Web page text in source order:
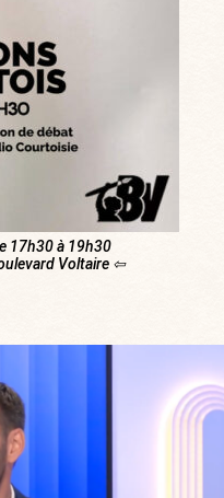
17h30 à 19h30
Voltaire ⇦